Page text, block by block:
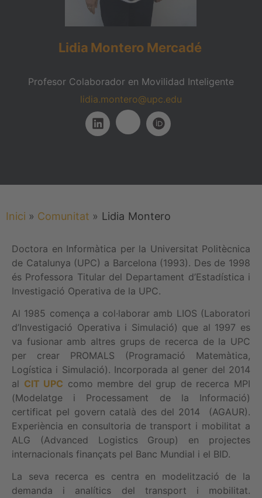
Lidia Montero Mercadé
Profesor Colaborador en Movilidad Inteligente
lidia.montero@upc.edu
Inici » Comunitat » Lidia Montero
Doctora en Informàtica per la Universitat Politècnica
de Catalunya (UPC) a Barcelona (1993). Des de 1998
és Professora Titular del Departament d’Estadística i
Investigació Operativa de la UPC.
Al 1985 comença a col·laborar amb LIOS (Laboratori
d’Investigació Operativa i Simulació) que al 1997 es
va fusionar amb altres grups de recerca de la UPC
per crear PROMALS (Programació Matemàtica,
Logística i Simulació). Incorporada al gener del 2014
al CIT UPC como membre del grup de recerca MPI
(Modelatge i Processament de la Informació)
certificat pel govern català des del 2014 (AGAUR).
Experiència en consultoria de transport i mobilitat a
ALG (Advanced Logistics Group) en projectes
internacionals finançats pel Banc Mundial i el BID.
La seva recerca es centra en modelització de la
demanda i analítics del transport i mobilitat.